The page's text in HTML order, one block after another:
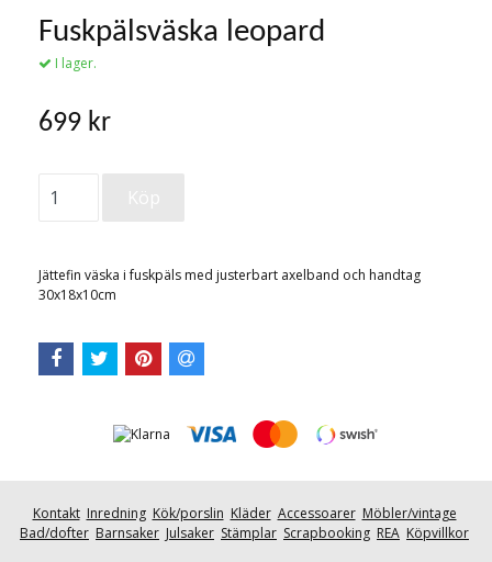
Fuskpälsväska leopard
I lager.
699 kr
Jättefin väska i fuskpäls med justerbart axelband och handtag
30x18x10cm
Kontakt Inredning Kök/porslin Kläder Accessoarer Möbler/vintage
Bad/dofter Barnsaker Julsaker Stämplar Scrapbooking REA Köpvillkor